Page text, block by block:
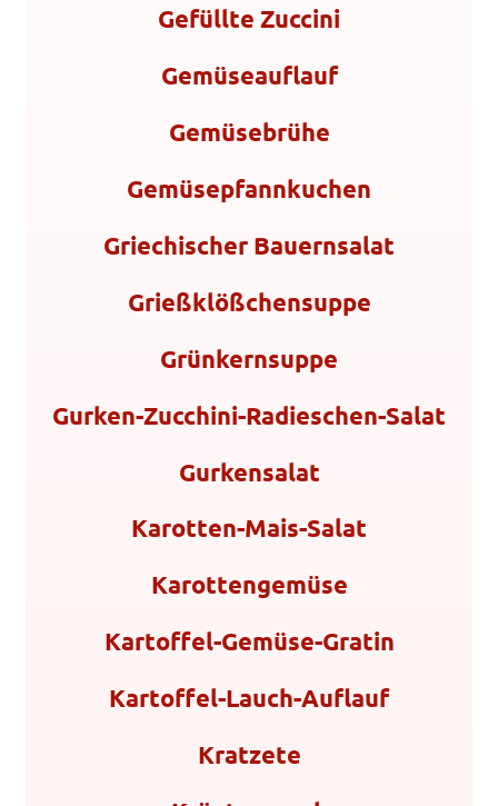
Gefüllte Zuccini
Gemüseauflauf
Gemüsebrühe
Gemüsepfannkuchen
Griechischer Bauernsalat
Grießklößchensuppe
Grünkernsuppe
Gurken-Zucchini-Radieschen-Salat
Gurkensalat
Karotten-Mais-Salat
Karottengemüse
Kartoffel-Gemüse-Gratin
Kartoffel-Lauch-Auflauf
Kratzete